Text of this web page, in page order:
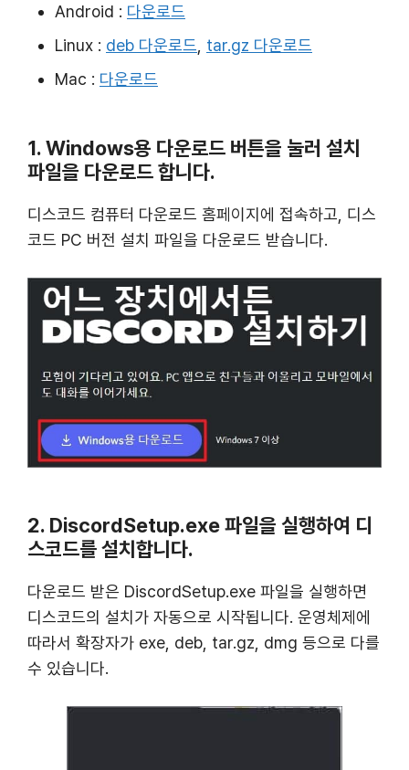
Android : 다운로드
Linux : deb 다운로드 tar.gz 다운로드
Mac : 다운로드
1. Windows용 다운로드 버튼을 눌러 설치
파일을 다운로드 합니다.
디스코드 컴퓨터 다운로드 홈페이지에 접속하고, 디스
코드 PC 버전 설치 파일을 다운로드 받습니다.
2. DiscordSetup.exe 파일을 실행하여 디
스코드를 설치합니다.
다운로드 받은 DiscordSetup.exe 파일을 실행하면
디스코드의 설치가 자동으로 시작됩니다. 운영체제에
따라서 확장자가 exe, deb, tar.gz, dmg 등으로 다를
수 있습니다.